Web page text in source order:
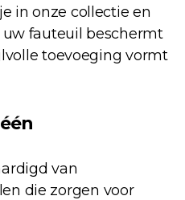
in onze collectie en
fauteuil beschermt
toevoeging vormt
van
die zorgen voor